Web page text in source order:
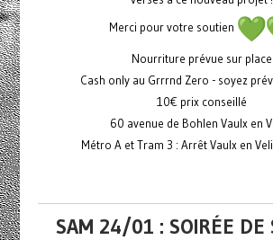
Merci pour votre soutien
Nourriture prévue sur place
Cash only au Grrrnd Zero - soyez
10€ prix conseillé
60 avenue de Bohlen Vaulx en
Métro A et Tram 3 : Arrêt Vaulx en
SAM 24/01 : SOIRÉE DE